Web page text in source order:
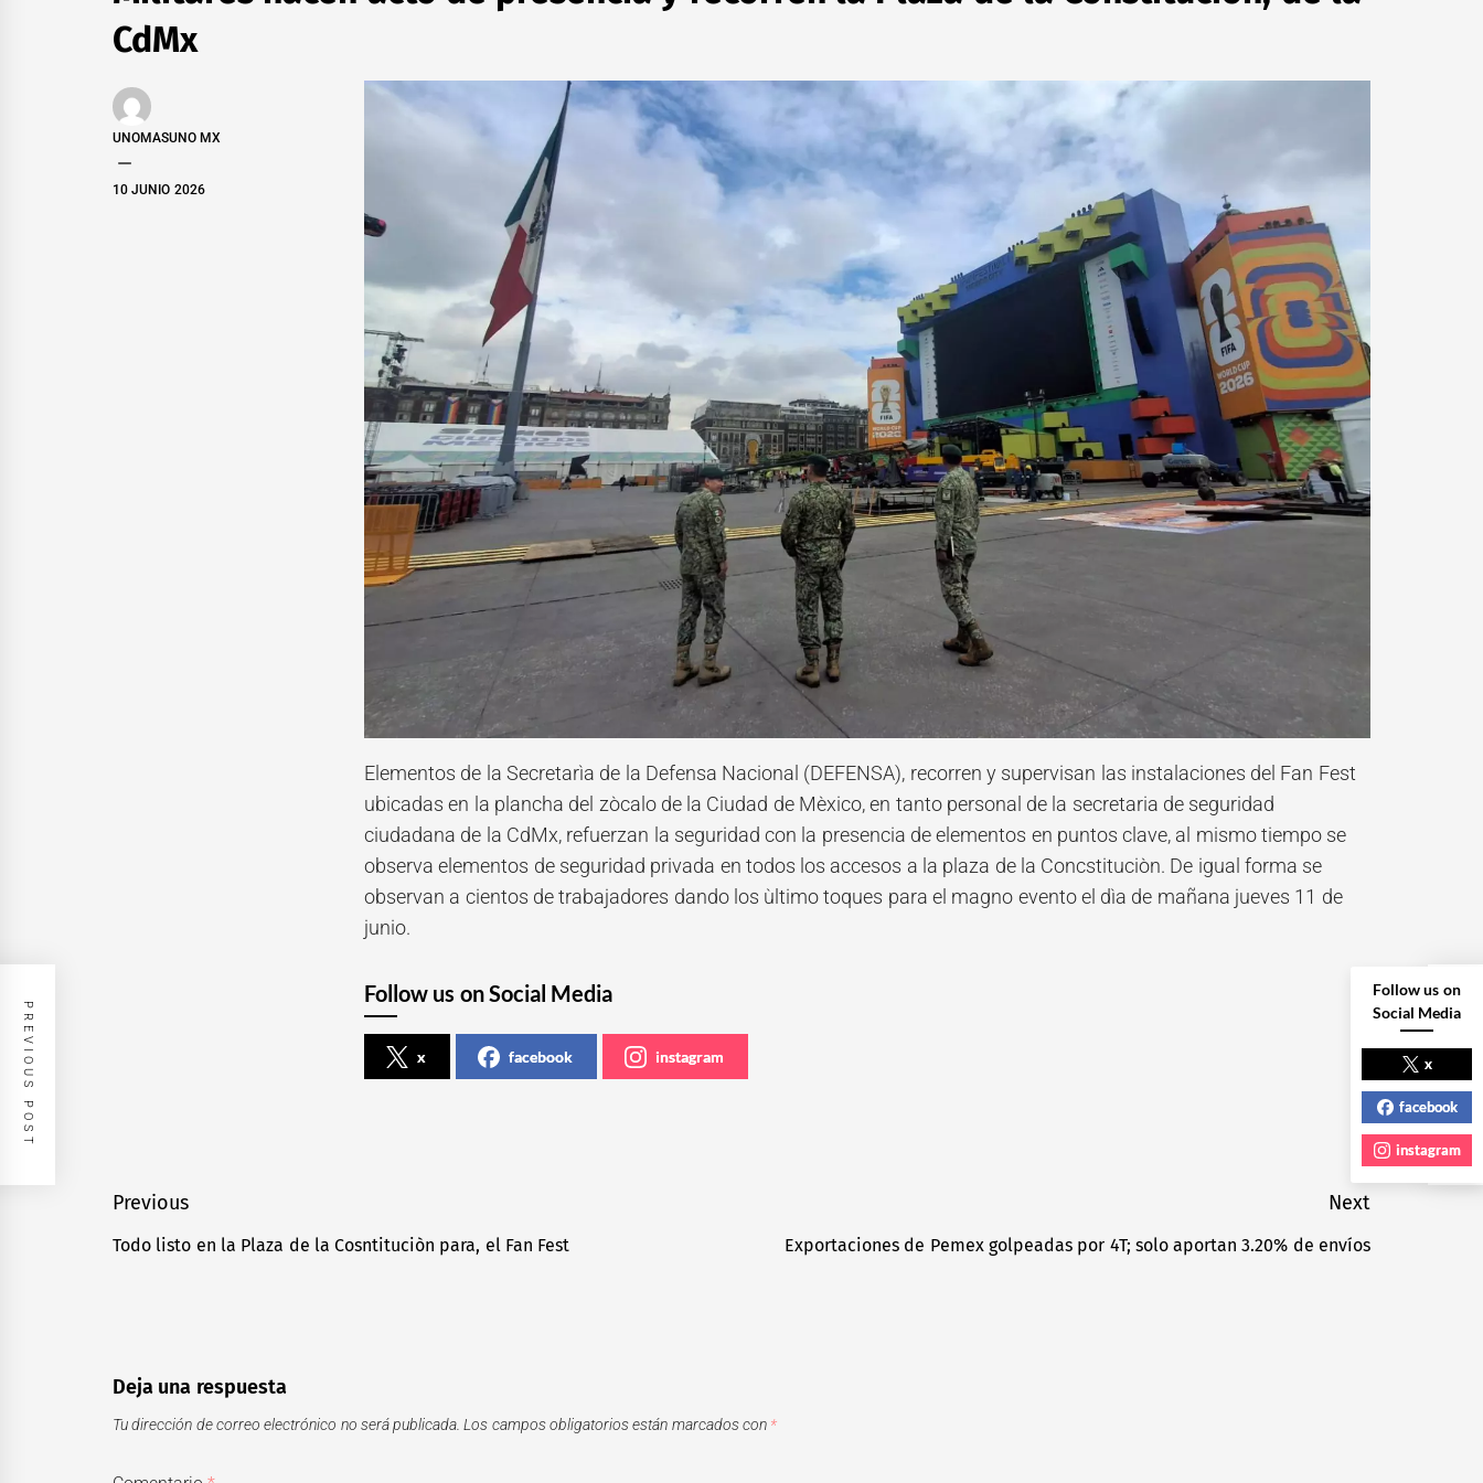
CdMx
UNOMASUNO MX
10 JUNIO 2026
Elementos de la Secretarìa de la Defensa Nacional (DEFENSA), recorren y supervisan las instalaciones del Fan Fest
ubicadas en la plancha del zòcalo de la Ciudad de Mèxico, en tanto personal de la secretaria de seguridad
ciudadana de la CdMx, refuerzan la seguridad con la presencia de elementos en puntos clave, al mismo tiempo se
observa elementos de seguridad privada en todos los accesos a la plaza de la Concstituciòn. De igual forma se
observan a cientos de trabajadores dando los ùltimo toques para el magno evento el dìa de mañana jueves 11 de
junio.
Follow us on Social Media
x facebook instagram
Navegación
de
Previous
Previous
Todo listo en la Plaza de la Cosntituciòn para, el Fan Fest
Next
Next
Exportaciones de Pemex golpeadas por 4T; solo aportan 3.20% de envíos
PREVIOUS POST NEXT POST
Deja una respuesta
Tu dirección de correo electrónico no será publicada. Los campos obligatorios están marcados con *
Follow us on
Social Media
x
facebook
instagram